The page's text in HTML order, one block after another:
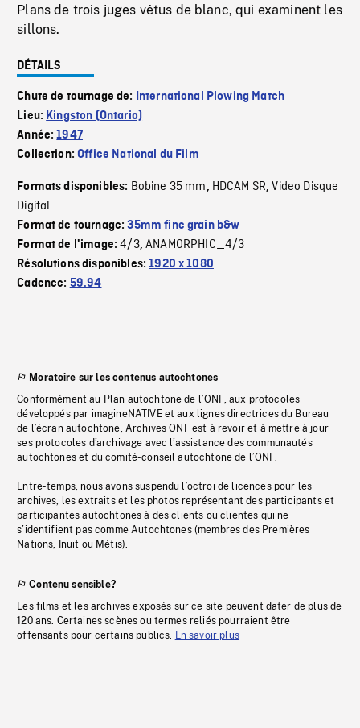
Plans de trois juges vêtus de blanc, qui examinent les
sillons.
DÉTAILS
Chute de tournage de:
International Plowing Match
Lieu: Kingston (Ontario)
Année:1947
Collection:Office National du Film
Formats disponibles: Bobine 35 mm, HDCAM SR,Video Disque
Digital
Format de tournage:35mm fine grain b&w
Format de l'image:4/3,ANAMORPHIC_4/3
Résolutions disponibles:1920 x 1080
Cadence: 59.94
Moratoire sur les contenus autochtones
Conformément au Plan autochtone de l’ONF, aux protocoles
développés par imagineNATIVE et aux lignes directrices du Bureau
de l’écran autochtone, Archives ONF est à revoir et à mettre à jour
ses protocoles d’archivage avec l’assistance des communautés
autochtones et du comité-conseil autochtone de l’ONF.
Entre-temps, nous avons suspendu l’octroi de licences pour les
archives, les extraits et les photos représentant des participants et
participantes autochtones à des clients ou clientes qui ne
s’identifient pas comme Autochtones (membres des Premières
Nations, Inuit ou Métis).
Contenu sensible?
Les films et les archives exposés sur ce site peuvent dater de plus de
120 ans. Certaines scènes ou termes reliés pourraient être
offensants pour certains publics. En savoir plus